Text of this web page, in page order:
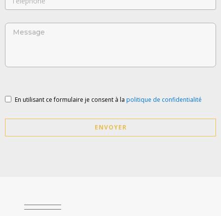
En utilisant ce formulaire je consent à la politique de confidentialité
ENVOYER